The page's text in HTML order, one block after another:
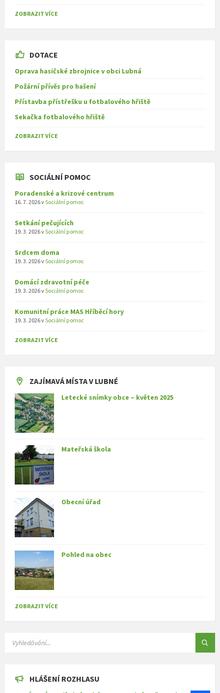
ZOBRAZIT VÍCE
DOTACE
Oprava hasičské zbrojnice v obci Lubná
Požární přívěs pro hašení
Přístavba přístřešku u fotbalového hřiště
Sekačka fotbalového hřiště
ZOBRAZIT VÍCE
SOCIÁLNÍ POMOC
Poradenské a krizové centrum
16. 7. 2026vSociální pomoc
Setkání pečujících
19. 3. 2026vSociální pomoc
Srdcem doma
19. 3. 2026vSociální pomoc
Domácí zdravotní péče
19. 3. 2026vSociální pomoc
Komunitní práce MAS Hříběcí hory
19. 3. 2026vSociální pomoc
ZOBRAZIT VÍCE
ZAJÍMAVÁ MÍSTA V LUBNÉ
Letecké snímky obce – květen 2025
Mateřská škola
Obecní úřad
Pohled na obec
ZOBRAZIT VÍCE
HLÁŠENÍ ROZHLASU